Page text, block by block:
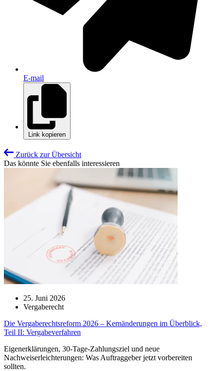
E-mail
Link kopieren
Zurück zur Übersicht
Das könnte Sie ebenfalls interessieren
25. Juni 2026
Vergaberecht
Die Vergaberechtsreform 2026 – Kernänderungen im Überblick,
Teil II: Vergabeverfahren
Eigenerklärungen, 30-Tage-Zahlungsziel und neue
Nachweiserleichterungen: Was Auftraggeber jetzt vorbereiten
sollten.